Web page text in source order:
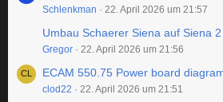
Schlenkman 22. April 2026 um 21:57
Umbau Schaerer Siena auf Siena 2
Gregor 22. April 2026 um 21:56
ECAM 550.75 Power board
clod22 22. April 2026 um 21:51